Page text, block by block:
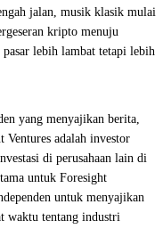
jalan, musik klasik mulai
kripto menuju
lebih lambat tetapi lebih
yang menyajikan berita,
Ventures adalah investor
di perusahaan lain di
untuk Foresight
untuk menyajikan
waktu tentang industri